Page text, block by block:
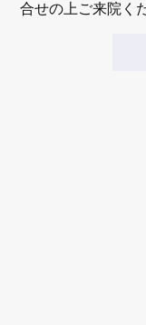
合せの上ご来院く